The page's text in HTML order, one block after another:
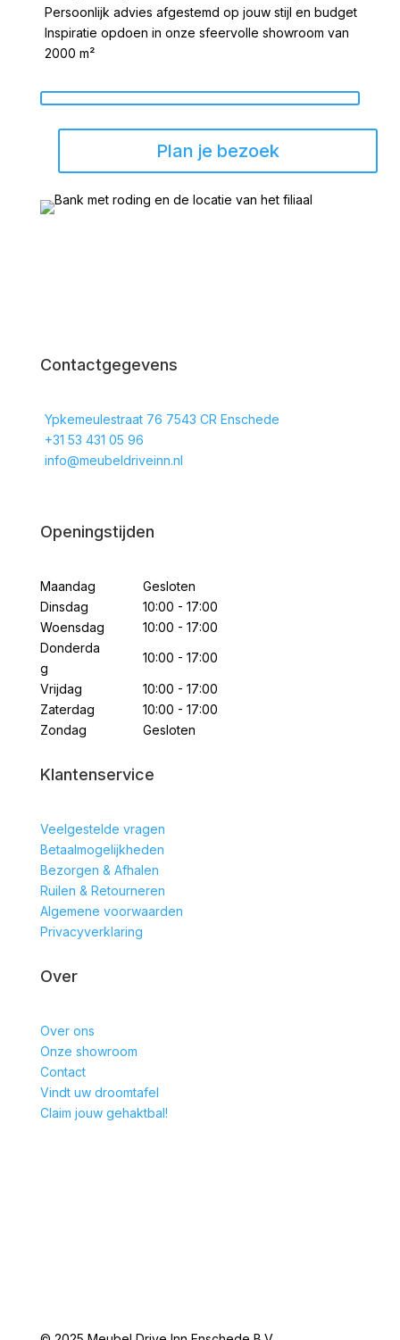
Persoonlijk advies afgestemd op jouw stijl en budget
Inspiratie opdoen in onze sfeervolle showroom van
2000 m²
Plan je bezoek
Contactgegevens
Ypkemeulestraat 76 7543 CR Enschede
+31 53 431 05 96
info@meubeldriveinn.nl
Openingstijden
Maandag
Gesloten
Dinsdag
10:00 - 17:00
Woensdag
10:00 - 17:00
Donderda
g
10:00 - 17:00
Vrijdag
10:00 - 17:00
Zaterdag
10:00 - 17:00
Zondag
Gesloten
Klantenservice
Veelgestelde vragen
Betaalmogelijkheden
Bezorgen & Afhalen
Ruilen & Retourneren
Algemene voorwaarden
Privacyverklaring
Over
Over ons
Onze showroom
Contact
Vindt uw droomtafel
Claim jouw gehaktbal!